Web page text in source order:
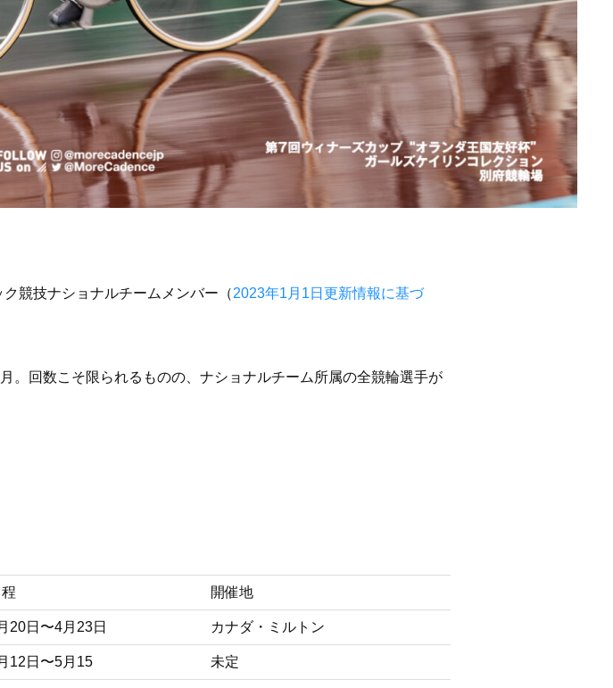
競技ナショナルチームメンバー（2023年1月1日更新情報に基づ
。回数こそ限られるものの、ナショナルチーム所属の全競輪選手が
程 開催地
20日〜4月23日 カナダ・ミルトン
12日〜5月15 未定